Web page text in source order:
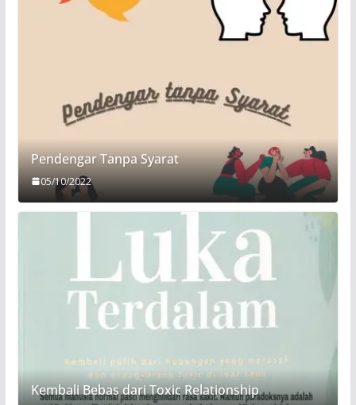
Pendengar Tanpa Syarat
05/10/2022
Kembali Bebas dari Toxic Relationship